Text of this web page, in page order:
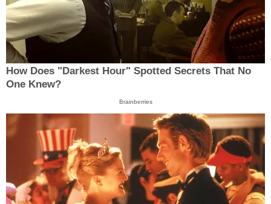
How Does "Darkest Hour" Spotted Secrets That No
One Knew?
Brainberries